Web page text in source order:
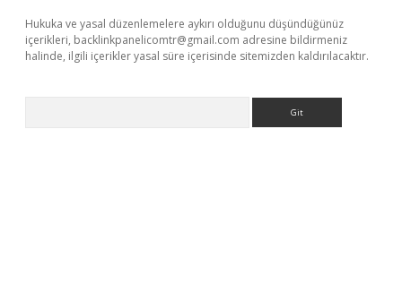
Hukuka ve yasal düzenlemelere aykırı olduğunu düşündüğünüz
içerikleri, backlinkpanelicomtr@gmail.com adresine bildirmeniz
halinde, ilgili içerikler yasal süre içerisinde sitemizden kaldırılacaktır.